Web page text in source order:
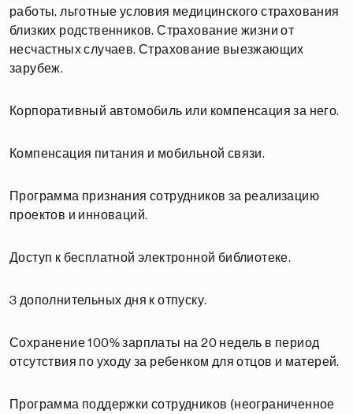
работы, льготные условия медицинского страхования
близких родственников. Страхование жизни от
несчастных случаев. Страхование выезжающих
зарубеж.
Корпоративный автомобиль или компенсация за него.
Компенсация питания и мобильной связи.
Программа признания сотрудников за реализацию
проектов и инноваций.
Доступ к бесплатной электронной библиотеке.
3 дополнительных дня к отпуску.
Сохранение 100% зарплаты на 20 недель в период
отсутствия по уходу за ребенком для отцов и матерей.
Программа поддержки сотрудников (неограниченное